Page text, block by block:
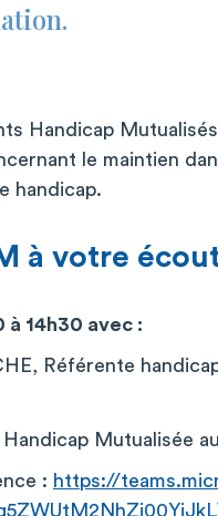
Handicap
le maintien
handicap.
à votre
à 14h30 avec :
Référente
Mutualisée
: https://